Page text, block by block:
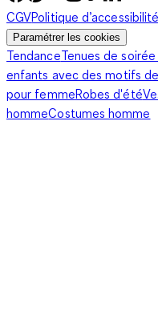
CGVPolitique
Paramétrer les cookies
TendanceTenues de
enfants avec des motifs
pour femmeRobes d'été
hommeCostumes homme